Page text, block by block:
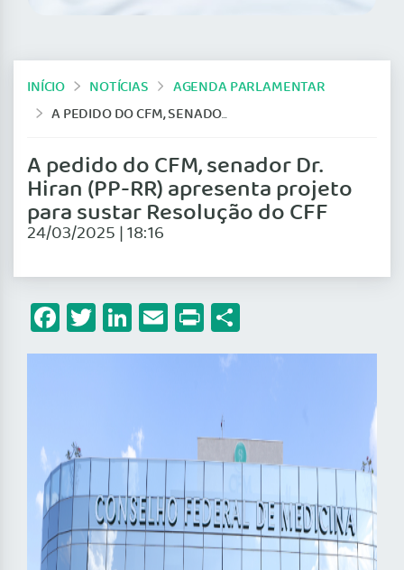
INÍCIO NOTÍCIAS
AGENDA PARLAMENTAR
A PEDIDO DO CFM, SENADOR DR. HIRAN (PP-RR) APRESENTA PROJETO PARA SUSTAR RESOLUÇÃO DO CFF
A pedido do CFM, senador Dr.
Hiran (PP-RR) apresenta projeto
para sustar Resolução do CFF
24/03/2025 | 18:16
Facebook
Twitter
LinkedIn
Email
Print